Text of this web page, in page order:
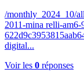
/monthly_2024_10/
2011-mina relli-
digital...
Voir les 0 réponses